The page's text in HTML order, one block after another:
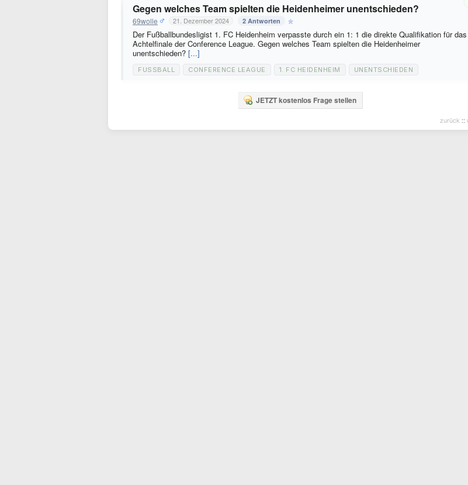
Gegen welches Team spielten die Heidenheimer unentschieden?
69wolle 21. Dezember 2024 2 Antworten
Der Fußballbundesligist 1. FC Heidenheim verpasste durch ein 1: 1 die direkte Qualifikation für das
Achtelfinale der Conference League. Gegen welches Team spielten die Heidenheimer
unentschieden? [...]
FUSSBALL CONFERENCE LEAGUE 1. FC HEIDENHEIM UNENTSCHIEDEN
JETZT kostenlos Frage stellen
zurück ::